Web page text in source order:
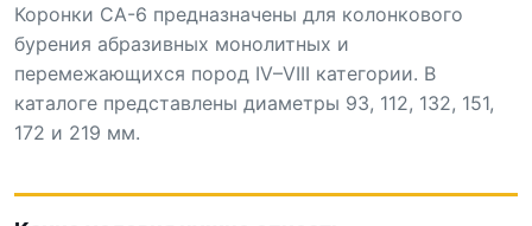
Коронки СА-6 предназначены для колонкового
бурения абразивных монолитных и
перемежающихся пород IV–VIII категории. В
каталоге представлены диаметры 93, 112, 132, 151,
172 и 219 мм.